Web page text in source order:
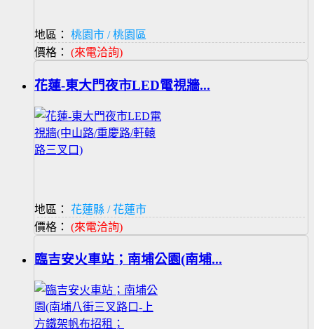
地區：
桃園市 / 桃園區
價格： (來電洽詢)
花蓮-東大門夜市LED電視牆...
地區：
花蓮縣 / 花蓮市
價格： (來電洽詢)
臨吉安火車站；南埔公園(南埔...